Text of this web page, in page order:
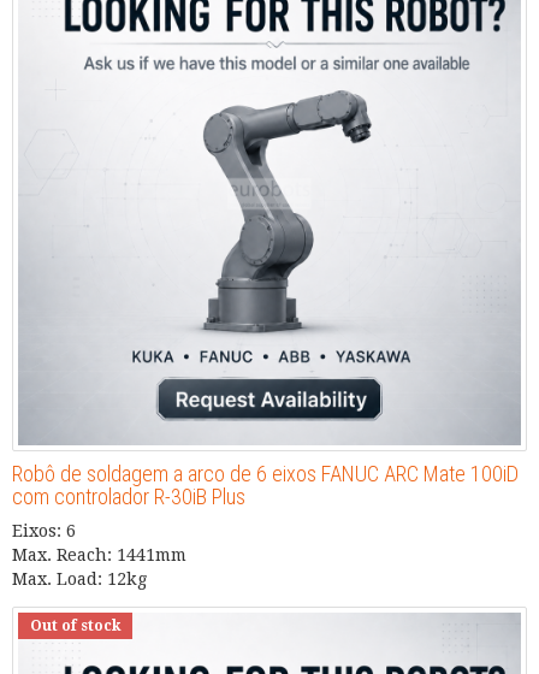
Robô de soldagem a arco de 6 eixos FANUC ARC Mate 100iD
com controlador R-30iB Plus
Eixos: 6
Max. Reach: 1441mm
Max. Load: 12kg
Out of stock